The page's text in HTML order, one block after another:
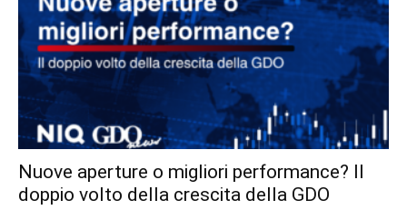
Nuove aperture o migliori performance? Il
doppio volto della crescita della GDO